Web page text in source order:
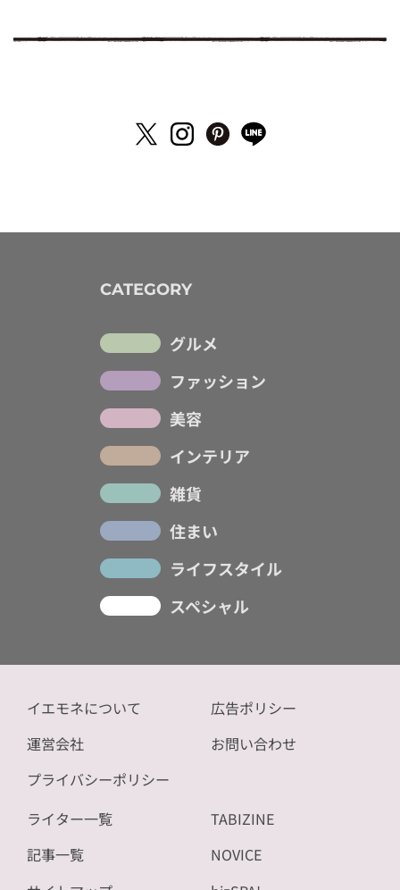
CATEGORY
グルメ
ファッション
美容
インテリア
雑貨
住まい
ライフスタイル
スペシャル
イエモネについて
運営会社
プライバシーポリシー
広告ポリシー
お問い合わせ
ライター一覧
記事一覧
TABIZINE
NOVICE